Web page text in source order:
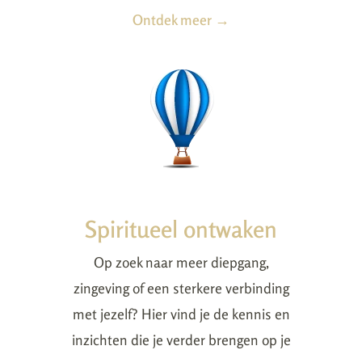
Ontdek meer →
Spiritueel ontwaken
Op zoek naar meer diepgang,
zingeving of een sterkere verbinding
met jezelf? Hier vind je de kennis en
inzichten die je verder brengen op je